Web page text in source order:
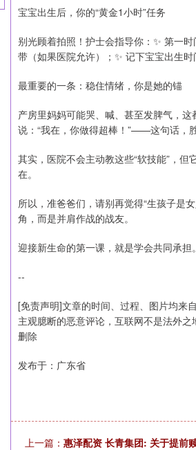
宝宝出生后，你的“黄金1小时”任务
别光顾着拍照！护士会指导你：✨ 第一
带（如果医院允许）；✨ 记下宝宝出生
最重要的一条：稳住情绪，你是她的锚
产房里妈妈可能哭、喊、甚至发脾气，
说：“我在，你做得超棒！”——这句话，
其实，医院不会主动教这些“软技能”，
在。
所以，准爸爸们，请别再觉得“生孩子是
角，而是并肩作战的战友。
迎接新生命的第一课，就是学会共同承担
--
[免责声明]文章的时间、过程、图片均来
主观臆断的恶意评论，互联网不是法外
删除
发布于：广东省
上一篇： 惠泽配资 长青集团: 关于提前